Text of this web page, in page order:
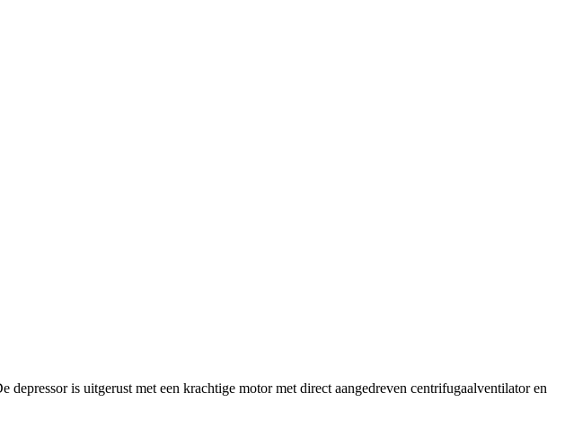
is uitgerust met een krachtige motor met direct aangedreven centrifugaalventilator en